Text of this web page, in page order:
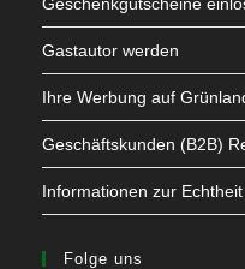
Gastautor werden
Ihre Werbung auf
Geschäftskunden (B2B)
Informationen zur
Folge uns